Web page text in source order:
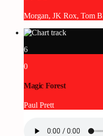
Morgan, JK Rox, Tom
6
0
Magic Forest
Paul Prett